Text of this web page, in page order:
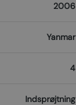
2006
Yanmar
4
Indsprøjtning